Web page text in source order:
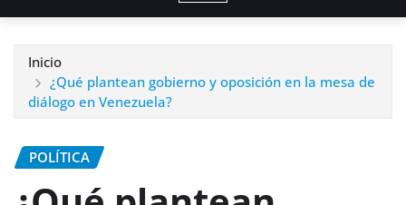
Inicio
¿Qué plantean gobierno y oposición en la mesa de
diálogo en Venezuela?
POLÍTICA